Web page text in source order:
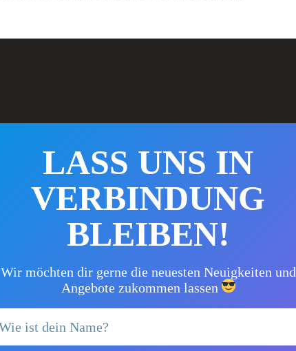
LASS UNS IN
VERBINDUNG
BLEIBEN!
Wir möchten dir gerne die neuesten Neuigkeiten und
Angebote zukommen lassen